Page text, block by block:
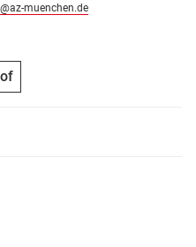
muenchen.de